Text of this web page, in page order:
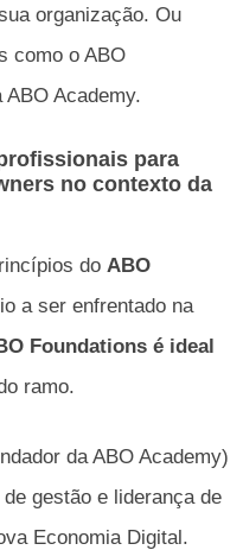
organização. Ou
como o ABO
Academy.
para
no contexto da
do ABO
a ser enfrentado na
Foundations é ideal
ramo.
da ABO Academy)
gestão e liderança de
Economia Digital.